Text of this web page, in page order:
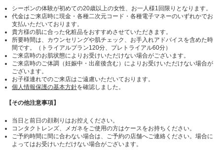
シーボンの体験が初めての20歳以上の女性、お一人様1回限りとなります。
代金はご来店時に現金・各種二次元コード・各種電子マネーのいずれかでお
支払いただいております。
貴方様の肌に合った化粧品をおすすめさせていただきます。
所要時間は、カウンセリングや肌チェック、お手入れアドバイスを含めた時
間です。（トライアルプラン120分、プレトライアル60分）
ご来店時のお肌状態によりお受けいただけない場合がございます。
ご来店時のご体調（妊娠中・出産後含む）によりお受けいただけない場合が
ございます。
お子様連れでのご来店はご遠慮いただいております。
個人情報保護の基本方針を確認しました。
【その他注意事項】
当日と前日の顔剃りはお控えください。
コンタクトレンズ、メガネをご使用の方はケースをお持ちください。
ご予約時間に間に合わない場合は、ご予約の店舗へご連絡ください。場合に
よってはお受けいただけない場合がございます。